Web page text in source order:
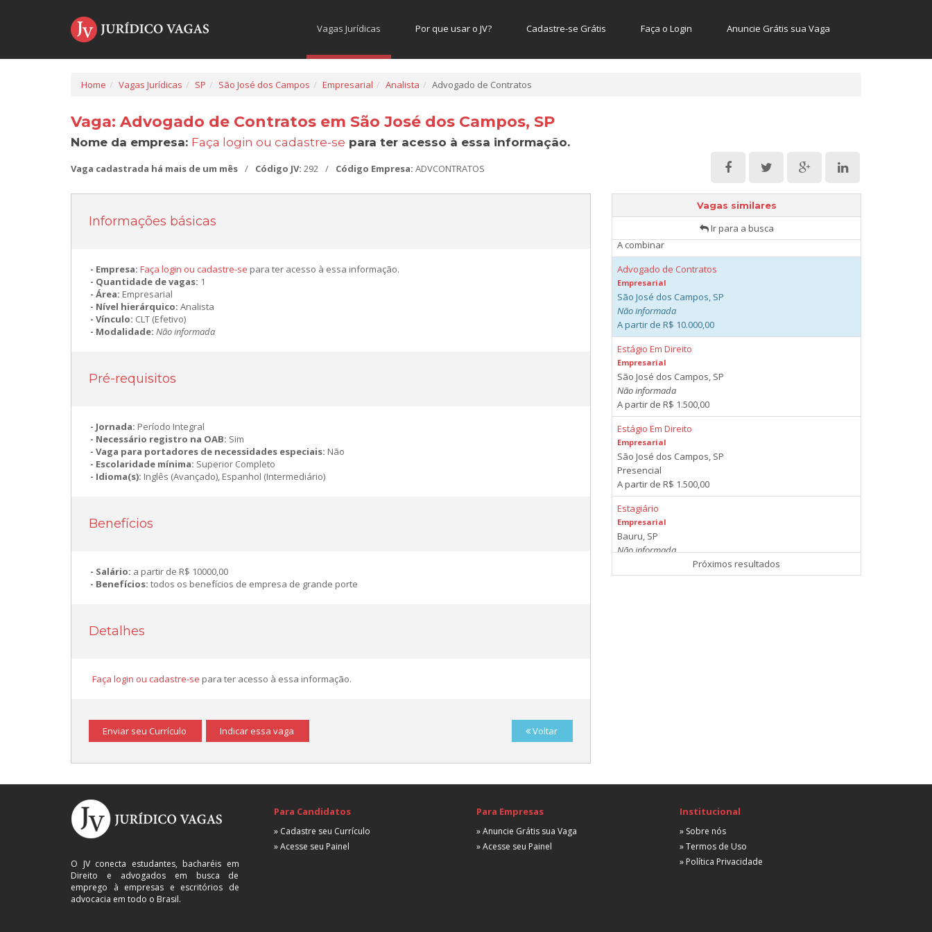
Vagas Jurídicas Por que usar o JV? Cadastre-se Grátis Faça o Login Anuncie Grátis sua Vaga
Home Vagas Jurídicas SP São José dos Campos Empresarial Analista Advogado de Contratos
Vaga: Advogado de Contratos em São José dos Campos, SP
Nome da empresa: Faça login ou cadastre-se para ter acesso à essa informação.
Vaga cadastrada há mais de um mês / Código JV: 292 / Código Empresa: ADVCONTRATOS
Informações básicas
Empresa: Faça login ou cadastre-se para ter acesso à essa informação.
Quantidade de vagas: 1
Área: Empresarial
Nível hierárquico: Analista
Vínculo: CLT (Efetivo)
Modalidade: Não informada
Pré-requisitos
Jornada: Período Integral
Necessário registro na OAB: Sim
Vaga para portadores de necessidades especiais: Não
Escolaridade mínima: Superior Completo
Idioma(s): Inglês (Avançado), Espanhol (Intermediário)
Benefícios
Salário: a partir de R$ 10000,00
Benefícios: todos os benefícios de empresa de grande porte
Detalhes
Faça login ou cadastre-se para ter acesso à essa informação.
Enviar seu Currículo Indicar essa vaga Voltar
Vagas similares
Ir para a busca
São José dos Campos, SP
A combinar
Advogado de Contratos
Empresarial
São José dos Campos, SP
Não informada
A partir de R$ 10.000,00
Estágio Em Direito
Empresarial
São José dos Campos, SP
Não informada
A partir de R$ 1.500,00
Estágio Em Direito
Empresarial
São José dos Campos, SP
Presencial
A partir de R$ 1.500,00
Estagiário
Empresarial
Bauru, SP
Não informada
Próximos resultados
O JV conecta estudantes, bacharéis em
Direito e advogados em busca de
emprego à empresas e escritórios de
advocacia em todo o Brasil.
Para Candidatos
» Cadastre seu Currículo
» Acesse seu Painel
Para Empresas
» Anuncie Grátis sua Vaga
» Acesse seu Painel
Institucional
» Sobre nós
» Termos de Uso
» Política Privacidade